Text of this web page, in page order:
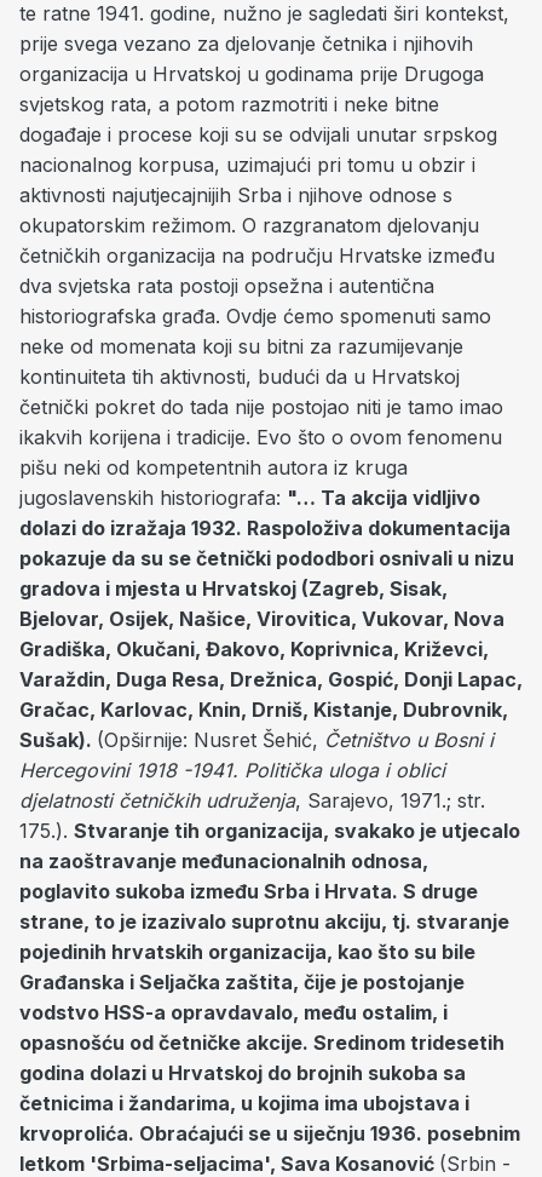
te ratne 1941. godine, nužno je sagledati širi kontekst,
prije svega vezano za djelovanje četnika i njihovih
organizacija u Hrvatskoj u godinama prije Drugoga
svjetskog rata, a potom razmotriti i neke bitne
događaje i procese koji su se odvijali unutar srpskog
nacionalnog korpusa, uzimajući pri tomu u obzir i
aktivnosti najutjecajnijih Srba i njihove odnose s
okupatorskim režimom. O razgranatom djelovanju
četničkih organizacija na području Hrvatske između
dva svjetska rata postoji opsežna i autentična
historiografska građa. Ovdje ćemo spomenuti samo
neke od momenata koji su bitni za razumijevanje
kontinuiteta tih aktivnosti, budući da u Hrvatskoj
četnički pokret do tada nije postojao niti je tamo imao
ikakvih korijena i tradicije. Evo što o ovom fenomenu
pišu neki od kompetentnih autora iz kruga
jugoslavenskih historiografa: "… Ta akcija vidljivo
dolazi do izražaja 1932. Raspoloživa dokumentacija
pokazuje da su se četnički pododbori osnivali u nizu
gradova i mjesta u Hrvatskoj (Zagreb, Sisak,
Bjelovar, Osijek, Našice, Virovitica, Vukovar, Nova
Gradiška, Okučani, Đakovo, Koprivnica, Križevci,
Varaždin, Duga Resa, Drežnica, Gospić, Donji Lapac,
Gračac, Karlovac, Knin, Drniš, Kistanje, Dubrovnik,
Sušak). (Opširnije: Nusret Šehić, Četništvo u Bosni i
Hercegovini 1918 -1941. Politička uloga i oblici
djelatnosti četničkih udruženja, Sarajevo, 1971.; str.
175.). Stvaranje tih organizacija, svakako je utjecalo
na zaoštravanje međunacionalnih odnosa,
poglavito sukoba između Srba i Hrvata. S druge
strane, to je izazivalo suprotnu akciju, tj. stvaranje
pojedinih hrvatskih organizacija, kao što su bile
Građanska i Seljačka zaštita, čije je postojanje
vodstvo HSS-a opravdavalo, među ostalim, i
opasnošću od četničke akcije. Sredinom tridesetih
godina dolazi u Hrvatskoj do brojnih sukoba sa
četnicima i žandarima, u kojima ima ubojstava i
krvoprolića. Obraćajući se u siječnju 1936. posebnim
letkom 'Srbima-seljacima', Sava Kosanović (Srbin -